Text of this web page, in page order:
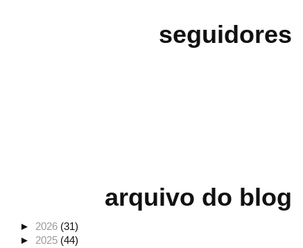
seguidores
arquivo do blog
► 2026 (31)
► 2025 (44)